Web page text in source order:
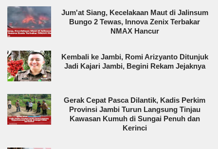
Jum'at Siang, Kecelakaan Maut di Jalinsum
Bungo 2 Tewas, Innova Zenix Terbakar
NMAX Hancur
Kembali ke Jambi, Romi Arizyanto Ditunjuk
Jadi Kajari Jambi, Begini Rekam Jejaknya
Gerak Cepat Pasca Dilantik, Kadis Perkim
Provinsi Jambi Turun Langsung Tinjau
Kawasan Kumuh di Sungai Penuh dan
Kerinci